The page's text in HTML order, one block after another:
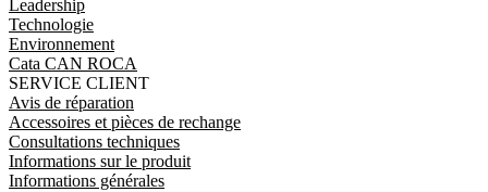
Leadership
Technologie
Environnement
Cata CAN ROCA
SERVICE CLIENT
Avis de réparation
Accessoires et pièces de rechange
Consultations techniques
Informations sur le produit
Informations générales